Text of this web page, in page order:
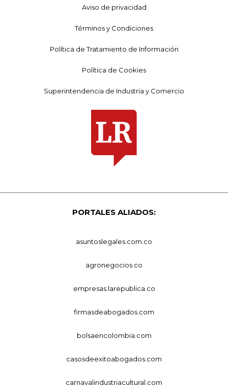
Aviso de privacidad
Términos y Condiciones
Política de Tratamiento de Información
Política de Cookies
Superintendencia de Industria y Comercio
PORTALES ALIADOS:
asuntoslegales.com.co
agronegocios.co
empresas.larepublica.co
firmasdeabogados.com
bolsaencolombia.com
casosdeexitoabogados.com
carnavalindustriacultural.com